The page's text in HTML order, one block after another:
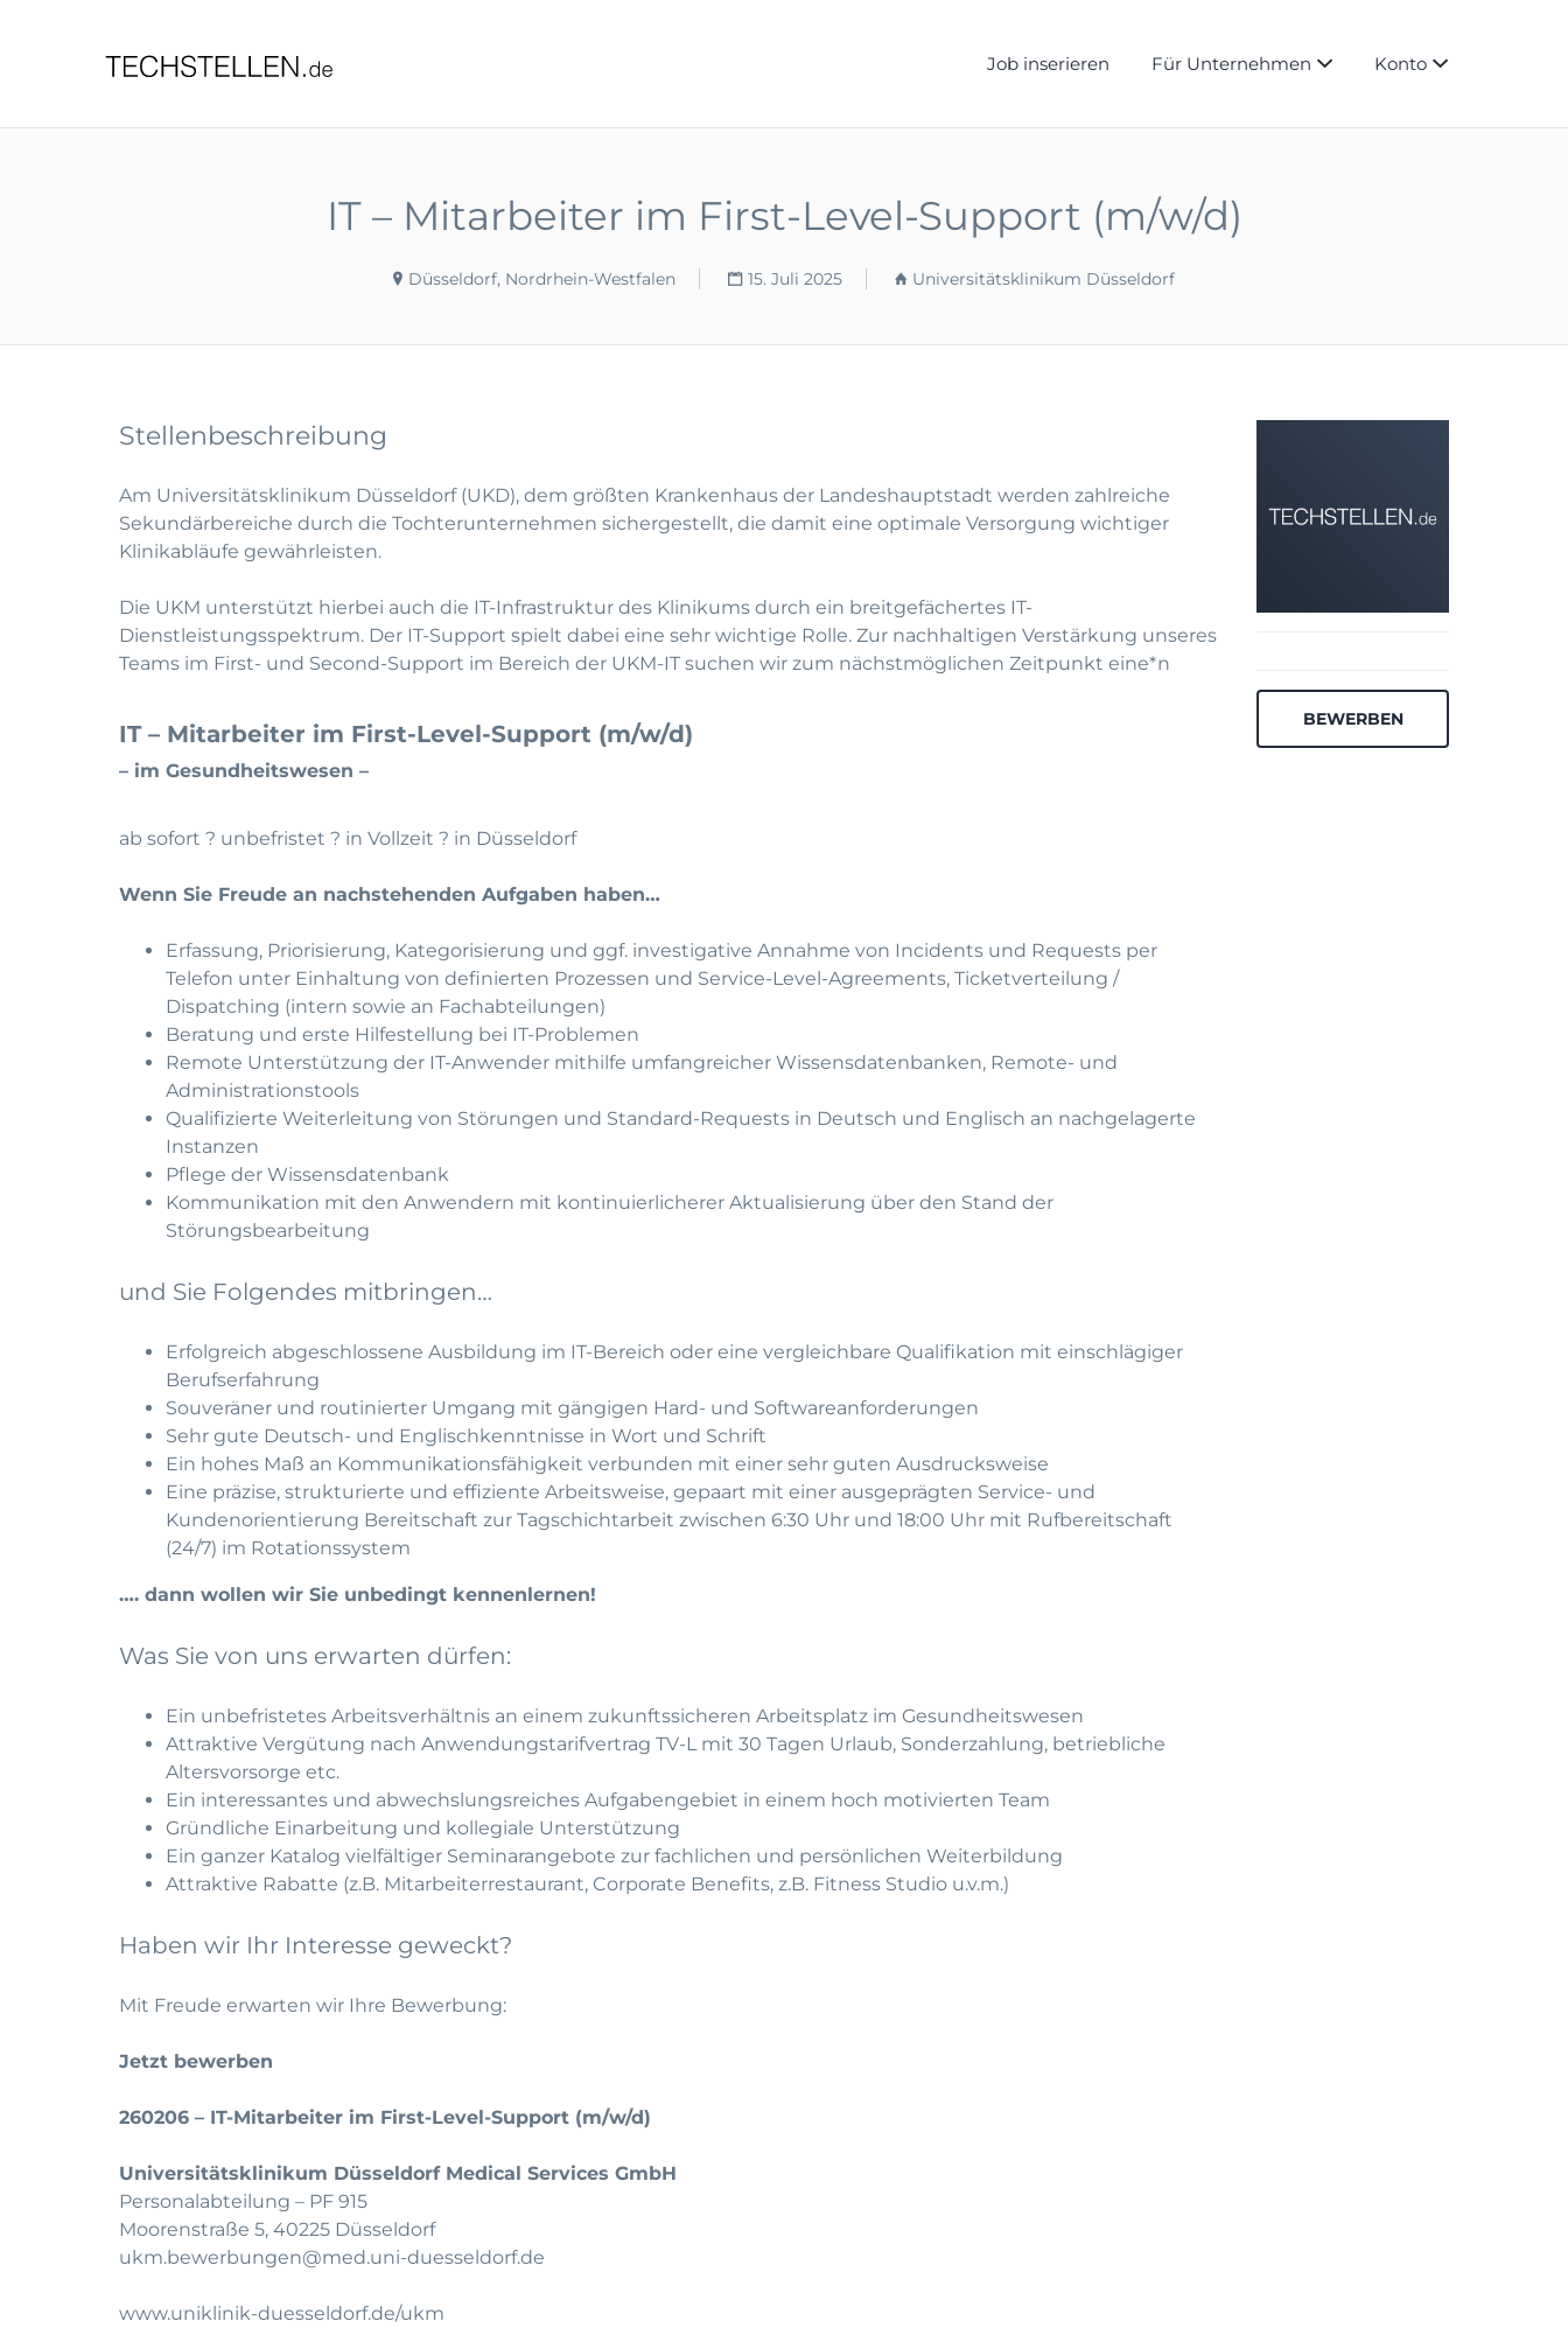
Job inserieren Für Unternehmen Konto
IT – Mitarbeiter im First-Level-Support (m/w/d)
Düsseldorf, Nordrhein-Westfalen 15. Juli 2025 Universitätsklinikum Düsseldorf
Stellenbeschreibung
Am Universitätsklinikum Düsseldorf (UKD), dem größten Krankenhaus der Landeshauptstadt werden zahlreiche
Sekundärbereiche durch die Tochterunternehmen sichergestellt, die damit eine optimale Versorgung wichtiger
Klinikabläufe gewährleisten.
Die UKM unterstützt hierbei auch die IT-Infrastruktur des Klinikums durch ein breitgefächertes IT-
Dienstleistungsspektrum. Der IT-Support spielt dabei eine sehr wichtige Rolle. Zur nachhaltigen Verstärkung unseres
Teams im First- und Second-Support im Bereich der UKM-IT suchen wir zum nächstmöglichen Zeitpunkt eine*n
IT – Mitarbeiter im First-Level-Support (m/w/d)
– im Gesundheitswesen –
ab sofort ? unbefristet ? in Vollzeit ? in Düsseldorf
Wenn Sie Freude an nachstehenden Aufgaben haben…
Erfassung, Priorisierung, Kategorisierung und ggf. investigative Annahme von Incidents und Requests per
Telefon unter Einhaltung von definierten Prozessen und Service-Level-Agreements, Ticketverteilung /
Dispatching (intern sowie an Fachabteilungen)
Beratung und erste Hilfestellung bei IT-Problemen
Remote Unterstützung der IT-Anwender mithilfe umfangreicher Wissensdatenbanken, Remote- und
Administrationstools
Qualifizierte Weiterleitung von Störungen und Standard-Requests in Deutsch und Englisch an nachgelagerte
Instanzen
Pflege der Wissensdatenbank
Kommunikation mit den Anwendern mit kontinuierlicherer Aktualisierung über den Stand der
Störungsbearbeitung
und Sie Folgendes mitbringen…
Erfolgreich abgeschlossene Ausbildung im IT-Bereich oder eine vergleichbare Qualifikation mit einschlägiger
Berufserfahrung
Souveräner und routinierter Umgang mit gängigen Hard- und Softwareanforderungen
Sehr gute Deutsch- und Englischkenntnisse in Wort und Schrift
Ein hohes Maß an Kommunikationsfähigkeit verbunden mit einer sehr guten Ausdrucksweise
Eine präzise, strukturierte und effiziente Arbeitsweise, gepaart mit einer ausgeprägten Service- und
Kundenorientierung Bereitschaft zur Tagschichtarbeit zwischen 6:30 Uhr und 18:00 Uhr mit Rufbereitschaft
(24/7) im Rotationssystem
…. dann wollen wir Sie unbedingt kennenlernen!
Was Sie von uns erwarten dürfen:
Ein unbefristetes Arbeitsverhältnis an einem zukunftssicheren Arbeitsplatz im Gesundheitswesen
Attraktive Vergütung nach Anwendungstarifvertrag TV-L mit 30 Tagen Urlaub, Sonderzahlung, betriebliche
Altersvorsorge etc.
Ein interessantes und abwechslungsreiches Aufgabengebiet in einem hoch motivierten Team
Gründliche Einarbeitung und kollegiale Unterstützung
Ein ganzer Katalog vielfältiger Seminarangebote zur fachlichen und persönlichen Weiterbildung
Attraktive Rabatte (z.B. Mitarbeiterrestaurant, Corporate Benefits, z.B. Fitness Studio u.v.m.)
Haben wir Ihr Interesse geweckt?
Mit Freude erwarten wir Ihre Bewerbung:
Jetzt bewerben
260206 – IT-Mitarbeiter im First-Level-Support (m/w/d)
Universitätsklinikum Düsseldorf Medical Services GmbH
Personalabteilung – PF 915
Moorenstraße 5, 40225 Düsseldorf
ukm.bewerbungen@med.uni-duesseldorf.de
www.uniklinik-duesseldorf.de/ukm
BEWERBEN